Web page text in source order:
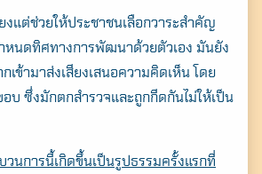
งแต่ช่วยให้ประชาชนเลือกวาระสำคัญ
หนดทิศทางการพัฒนาด้วยตัวเอง มันยัง
เข้ามาส่งเสียงเสนอความคิดเห็น โดย
บ ซึ่งมักตกสำรวจและถูกกีดกันไม่ให้เป็น
วนการนี้เกิดขึ้นเป็นรูปธรรมครั้งแรกที่